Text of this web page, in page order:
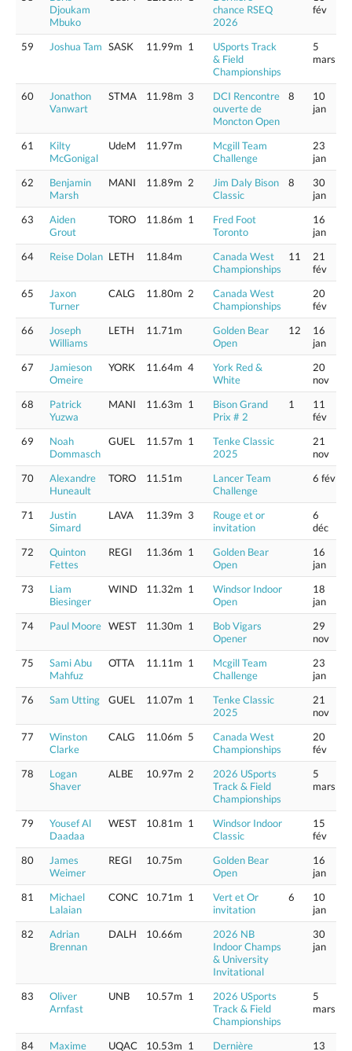
Djoukam
Mbuko
chance RSEQ
2026
fév
59 Joshua Tam SASK 11.99m 1
USports Track
& Field
Championships
5
mars
60
Jonathon
Vanwart
STMA 11.98m 3
DCI Rencontre
ouverte de
Moncton Open
8
10
jan
61
Kilty
McGonigal
UdeM 11.97m
Mcgill Team
Challenge
23
jan
62
Benjamin
Marsh
MANI 11.89m 2
Jim Daly Bison
Classic
8
30
jan
63
Aiden
Grout
TORO 11.86m 1
Fred Foot
Toronto
16
jan
64
Reise Dolan LETH 11.84m
Canada West
Championships
11
21
fév
65
Jaxon
Turner
CALG 11.80m 2
Canada West
Championships
20
fév
66
Joseph
Williams
LETH 11.71m
Golden Bear
Open
12
16
jan
67
Jamieson
Omeire
YORK 11.64m 4
York Red &
White
20
nov
68
Patrick
Yuzwa
MANI 11.63m 1
Bison Grand
Prix # 2
1
11
fév
69
Noah
Dommasch
GUEL 11.57m 1
Tenke Classic
2025
21
nov
70
Alexandre
Huneault
TORO 11.51m
Lancer Team
Challenge
6 fév
71
Justin
Simard
LAVA 11.39m 3
Rouge et or
invitation
6
déc
72
Quinton
Fettes
REGI 11.36m 1
Golden Bear
Open
16
jan
73
Liam
Biesinger
WIND 11.32m 1
Windsor Indoor
Open
18
jan
74
Paul Moore WEST 11.30m 1
Bob Vigars
Opener
29
nov
75
Sami Abu
Mahfuz
OTTA 11.11m 1
Mcgill Team
Challenge
23
jan
76
Sam Utting GUEL 11.07m 1
Tenke Classic
2025
21
nov
77
Winston
Clarke
CALG 11.06m 5
Canada West
Championships
20
fév
78
Logan
Shaver
ALBE 10.97m 2
2026 USports
Track & Field
Championships
5
mars
79
Yousef Al
Daadaa
WEST 10.81m 1
Windsor Indoor
Classic
15
fév
80
James
Weimer
REGI 10.75m
Golden Bear
Open
16
jan
81
Michael
Lalaian
CONC 10.71m 1
Vert et Or
invitation
6
10
jan
82
Adrian
Brennan
DALH 10.66m
2026 NB
Indoor Champs
& University
Invitational
30
jan
83
Oliver
Arnfast
UNB 10.57m 1
2026 USports
Track & Field
Championships
5
mars
84 Maxime UQAC 10.53m 1 Dernière 13